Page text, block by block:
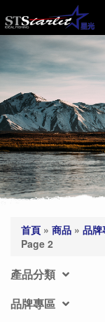
首頁 » 商品 » 品牌
Page 2
產品分類
品牌專區